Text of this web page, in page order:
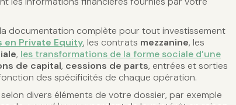
documentation complète pour tout investissement
en Private Equity, les contrats mezzanine, les
, les transformations de la forme sociale d’une
de capital, cessions de parts, entrées et sorties
des spécificités de chaque opération.
selon divers éléments de votre dossier, par exemple